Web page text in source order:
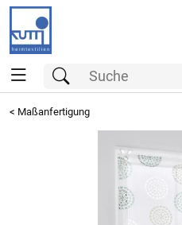
< Maßanfertigung